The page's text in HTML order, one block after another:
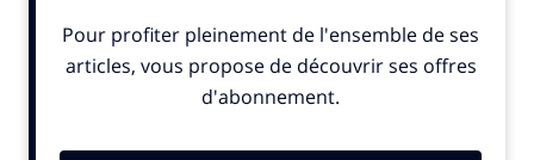
mettre en avant leurs initiatives environnementales, de
peur d’être montrées du doigt. Dans la pratique, ces
sociétés ne communiquent jamais lorsqu’elles
décrochent un label environnemental ou réduisent